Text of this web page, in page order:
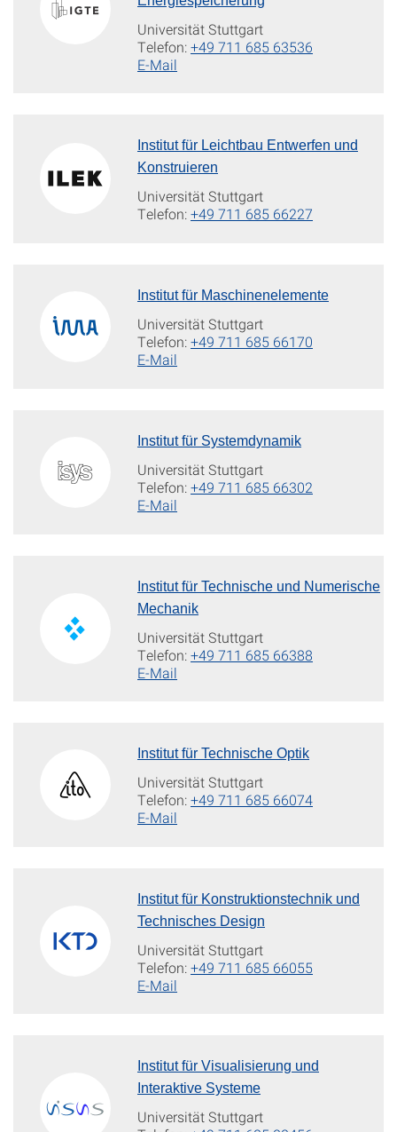
Universität Stuttgart
Telefon:+49 711 685 63536
E-Mail
Institut für Leichtbau Entwerfen und
Konstruieren
Universität Stuttgart
Telefon:+49 711 685 66227
Institut für Maschinenelemente
Universität Stuttgart
Telefon:+49 711 685 66170
E-Mail
Institut für Systemdynamik
Universität Stuttgart
Telefon:+49 711 685 66302
E-Mail
Institut für Technische und Numerische
Mechanik
Universität Stuttgart
Telefon:+49 711 685 66388
E-Mail
Institut für Technische Optik
Universität Stuttgart
Telefon:+49 711 685 66074
E-Mail
Institut für Konstruktionstechnik und
Technisches Design
Universität Stuttgart
Telefon:+49 711 685 66055
E-Mail
Institut für Visualisierung und
Interaktive Systeme
Universität Stuttgart